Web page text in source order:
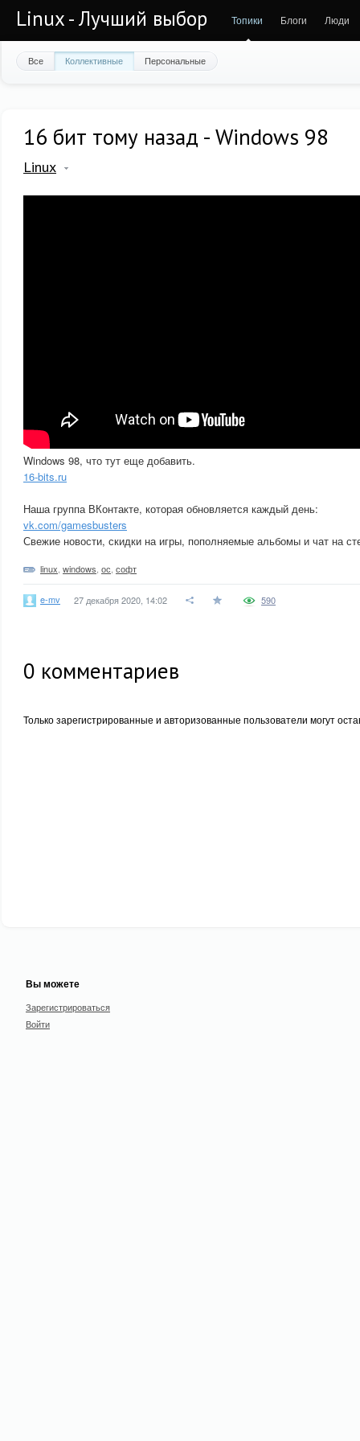
Linux - Лучший выбор Топики Блоги Люди
Все Коллективные Персональные
16 бит тому назад - Windows 98
Linux
Windows 98, что тут еще добавить.
16-bits.ru
Наша группа ВКонтакте, которая обновляется каждый день:
vk.com/gamesbusters
Свежие новости, скидки на игры, пополняемые альбомы и чат на
linux windows ос софт
e-mv 27 декабря 2020, 14:02 590
0 комментариев
Только зарегистрированные и авторизованные пользователи могут
Вы можете
Зарегистрироваться
Войти